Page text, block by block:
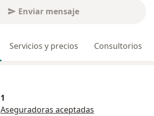
Enviar mensaje
Servicios y precios Consultorios
1
Aseguradoras aceptadas